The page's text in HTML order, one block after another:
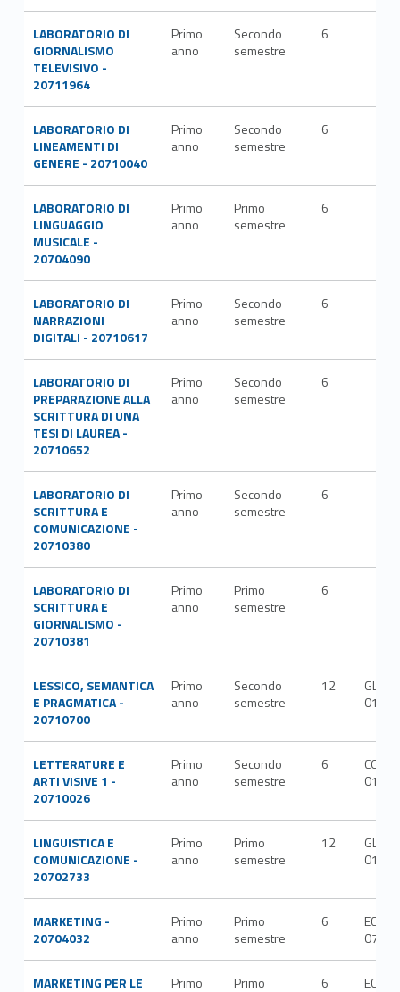
LABORATORIO DI
GIORNALISMO
TELEVISIVO -
20711964
Primo
anno
Secondo
semestre
6
LABORATORIO DI
LINEAMENTI DI
GENERE - 20710040
Primo
anno
Secondo
semestre
6
LABORATORIO DI
LINGUAGGIO
MUSICALE -
20704090
Primo
anno
Primo
semestre
6
LABORATORIO DI
NARRAZIONI
DIGITALI - 20710617
Primo
anno
Secondo
semestre
6
LABORATORIO DI
PREPARAZIONE ALLA
SCRITTURA DI UNA
TESI DI LAUREA -
20710652
Primo
anno
Secondo
semestre
6
LABORATORIO DI
SCRITTURA E
COMUNICAZIONE -
20710380
Primo
anno
Secondo
semestre
6
LABORATORIO DI
SCRITTURA E
GIORNALISMO -
20710381
Primo
anno
Primo
semestre
6
LESSICO, SEMANTICA
E PRAGMATICA -
20710700
Primo
anno
Secondo
semestre
12
GLOT-
01/A
LETTERATURE E
ARTI VISIVE 1 -
20710026
Primo
anno
Secondo
semestre
6
01/A
LINGUISTICA E
COMUNICAZIONE -
20702733
Primo
anno
Primo
semestre
12
GLOT-
01/A
MARKETING -
20704032
Primo
anno
Primo
semestre
6
ECON-
07/A
MARKETING PER LE
Primo
Primo
6
ECON-